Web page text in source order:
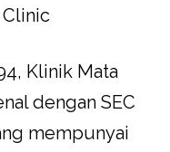
Klinik Mata
dengan SEC
mempunyai